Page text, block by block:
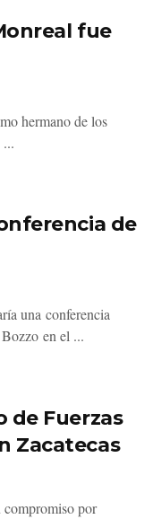
fue
hermano de los
de
una conferencia
en el ...
de Fuerzas
Zacatecas
compromiso por